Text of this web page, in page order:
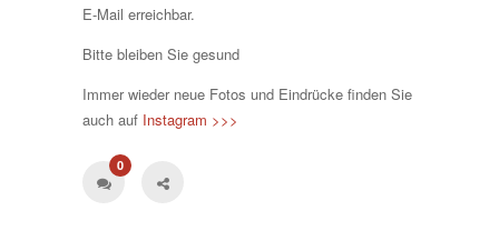
E-Mail erreichbar.
Bitte bleiben Sie gesund
Immer wieder neue Fotos und Eindrücke finden Sie
auch auf Instagram >>>
0